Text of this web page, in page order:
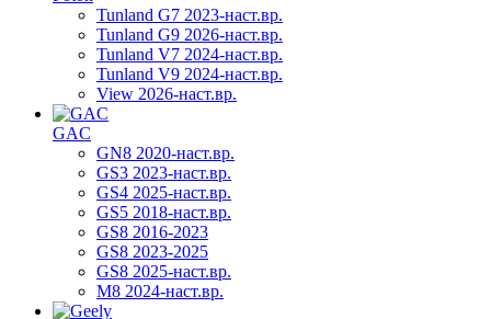
Tunland G7 2023-наст.вр.
Tunland G9 2026-наст.вр.
Tunland V7 2024-наст.вр.
Tunland V9 2024-наст.вр.
View 2026-наст.вр.
GAC
GN8 2020-наст.вр.
GS3 2023-наст.вр.
GS4 2025-наст.вр.
GS5 2018-наст.вр.
GS8 2016-2023
GS8 2023-2025
GS8 2025-наст.вр.
M8 2024-наст.вр.